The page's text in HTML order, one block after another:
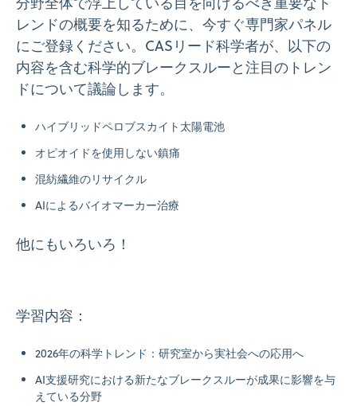
レンドの概要を知るために、今すぐ専門家パネル
にご登録ください。CASリード科学者が、以下の
内容を含む科学的ブレークスルーと注目のトレン
ドについて議論します。
ハイブリッドペロブスカイト太陽電池
オピオイドを使用しない鎮痛
混紡繊維のリサイクル
AIによるバイオマーカー治療
他にもいろいろ！
学習内容：
2026年の科学トレンド：研究室から実社会への応用へ
AI支援研究における新たなブレークスルーが成果に影響を与
えている分野